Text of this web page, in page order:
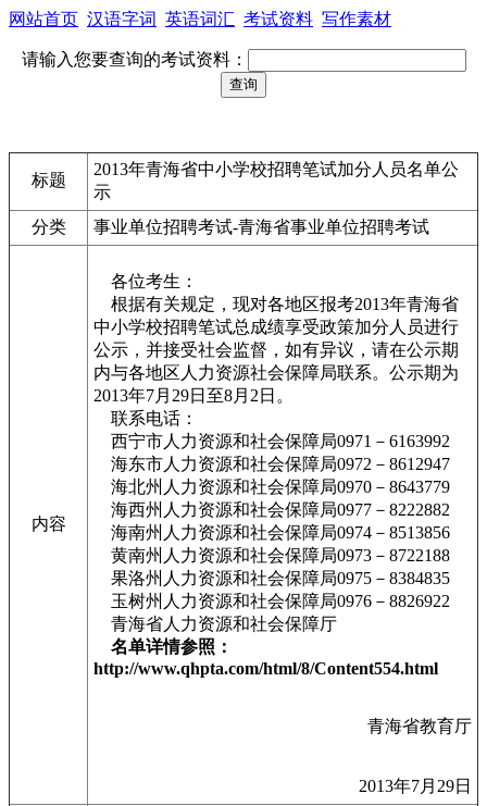
网站首页 汉语字词 英语词汇 考试资料 写作素材
请输入您要查询的考试资料：
标题
2013年青海省中小学校招聘笔试加分人员名单公
示
分类
事业单位招聘考试-青海省事业单位招聘考试
内容
各位考生：
根据有关规定，现对各地区报考2013年青海省
中小学校招聘笔试总成绩享受政策加分人员进行
公示，并接受社会监督，如有异议，请在公示期
内与各地区人力资源社会保障局联系。公示期为
2013年7月29日至8月2日。
联系电话：
西宁市人力资源和社会保障局0971－6163992
海东市人力资源和社会保障局0972－8612947
海北州人力资源和社会保障局0970－8643779
海西州人力资源和社会保障局0977－8222882
海南州人力资源和社会保障局0974－8513856
黄南州人力资源和社会保障局0973－8722188
果洛州人力资源和社会保障局0975－8384835
玉树州人力资源和社会保障局0976－8826922
青海省人力资源和社会保障厅
名单详情参照：
http://www.qhpta.com/html/8/Content554.html
青海省教育厅
2013年7月29日